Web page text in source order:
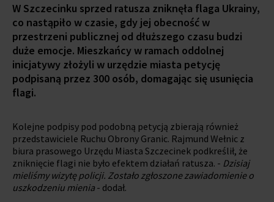
W Szczecinku sprzed ratusza zniknęła flaga Ukrainy,
co nastąpiło w czasie, gdy jej obecność w
przestrzeni publicznej od dłuższego czasu budzi
duże emocje. Mieszkańcy w ramach oddolnej
inicjatywy złożyli w urzędzie miasta petycję
podpisaną przez 300 osób, domagając się usunięcia
flagi.
Kolejne podpisy pod podobną petycją zbierają również
przedstawiciele Ruchu Obrony Granic. Rajmund Wełnic z
biura prasowego Urzędu Miasta Szczecinek podkreślił, że
zniknięcie flagi nie było efektem działań ratusza. - Dzisiaj
mieliśmy wizytę policji. Zostało zgłoszone zawiadomienie o
uszkodzeniu mienia - dodał.